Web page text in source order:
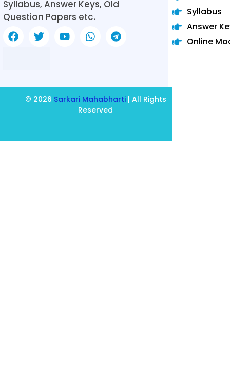
Syllabus, Answer Keys, Old
Question Papers etc.
Syllabus
Answer
Online
© 2026 Sarkari Mahabharti| All Rights
Reserved